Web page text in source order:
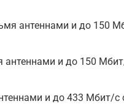
антеннами и до 150
и до 150
и до 433 Мбит/с